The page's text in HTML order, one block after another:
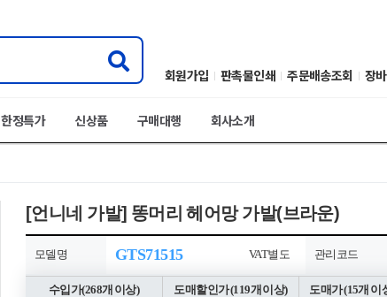
회원가입 판촉물인쇄 주문배송조회 장
한정특가 신상품 구매대행 회사소개
[언니네 가발] 똥머리 헤어망 가발(브라운)
모델명 GTS71515 VAT별도 관리코드
수입가(268개 이상) 도매할인가 (119개 이상) 도매가 (15개 이